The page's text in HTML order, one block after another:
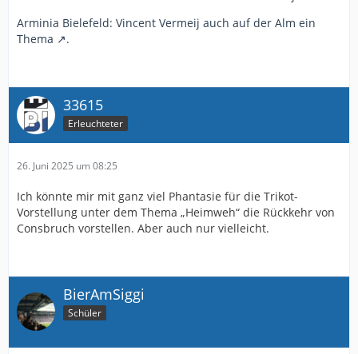
Arminia Bielefeld: Vincent Vermeij auch auf der Alm ein
Thema
.
33615
Erleuchteter
26. Juni 2025 um 08:25
Ich könnte mir mit ganz viel Phantasie für die Trikot-
Vorstellung unter dem Thema „Heimweh“ die Rückkehr von
Consbruch vorstellen. Aber auch nur vielleicht.
BierAmSiggi
Schüler